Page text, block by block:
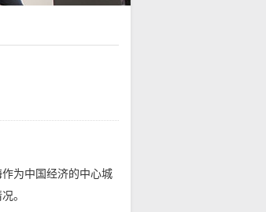
为中国经济的中心城
。